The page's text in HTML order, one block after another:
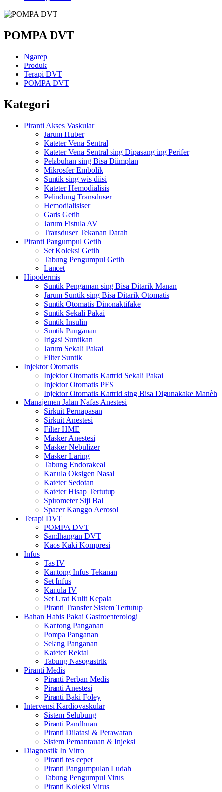
POMPA DVT
Ngarep
Produk
Terapi DVT
POMPA DVT
Kategori
Piranti Akses Vaskular
Jarum Huber
Kateter Vena Sentral
Kateter Vena Sentral sing Dipasang ing Perifer
Pelabuhan sing Bisa Diimplan
Mikrosfer Embolik
Suntik sing wis diisi
Kateter Hemodialisis
Pelindung Transduser
Hemodialisiser
Garis Getih
Jarum Fistula AV
Transduser Tekanan Darah
Piranti Pangumpul Getih
Set Koleksi Getih
Tabung Pengumpul Getih
Lancet
Hipodermis
Suntik Pengaman sing Bisa Ditarik Manan
Jarum Suntik sing Bisa Ditarik Otomatis
Suntik Otomatis Dinonaktifake
Suntik Sekali Pakai
Suntik Insulin
Suntik Panganan
Irigasi Suntikan
Jarum Sekali Pakai
Filter Suntik
Injektor Otomatis
Injektor Otomatis Kartrid Sekali Pakai
Injektor Otomatis PFS
Injektor Otomatis Kartrid sing Bisa Digunakake Manèh
Manajemen Jalan Nafas Anestesi
Sirkuit Pernapasan
Sirkuit Anestesi
Filter HME
Masker Anestesi
Masker Nebulizer
Masker Laring
Tabung Endorakeal
Kanula Oksigen Nasal
Kateter Sedotan
Kateter Hisap Tertutup
Spirometer Siji Bal
Spacer Kanggo Aerosol
Terapi DVT
POMPA DVT
Sandhangan DVT
Kaos Kaki Kompresi
Infus
Tas IV
Kantong Infus Tekanan
Set Infus
Kanula IV
Set Urat Kulit Kepala
Piranti Transfer Sistem Tertutup
Bahan Habis Pakai Gastroenterologi
Kantong Panganan
Pompa Panganan
Selang Panganan
Kateter Rektal
Tabung Nasogastrik
Piranti Medis
Piranti Perban Medis
Piranti Anestesi
Piranti Baki Foley
Intervensi Kardiovaskular
Sistem Selubung
Piranti Pandhuan
Piranti Dilatasi & Perawatan
Sistem Pemantauan & Injeksi
Diagnostik In Vitro
Piranti tes cepet
Piranti Pangumpulan Ludah
Tabung Pengumpul Virus
Piranti Koleksi Virus